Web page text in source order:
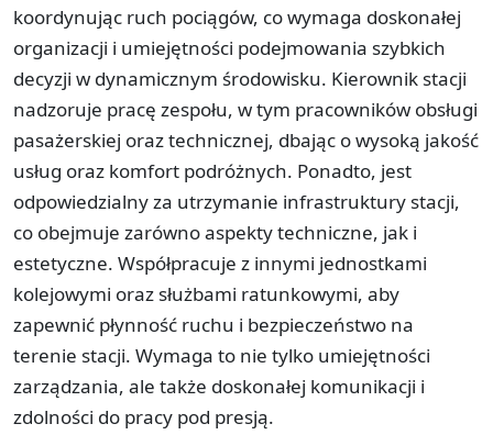
koordynując ruch pociągów, co wymaga doskonałej
organizacji i umiejętności podejmowania szybkich
decyzji w dynamicznym środowisku. Kierownik stacji
nadzoruje pracę zespołu, w tym pracowników obsługi
pasażerskiej oraz technicznej, dbając o wysoką jakość
usług oraz komfort podróżnych. Ponadto, jest
odpowiedzialny za utrzymanie infrastruktury stacji,
co obejmuje zarówno aspekty techniczne, jak i
estetyczne. Współpracuje z innymi jednostkami
kolejowymi oraz służbami ratunkowymi, aby
zapewnić płynność ruchu i bezpieczeństwo na
terenie stacji. Wymaga to nie tylko umiejętności
zarządzania, ale także doskonałej komunikacji i
zdolności do pracy pod presją.